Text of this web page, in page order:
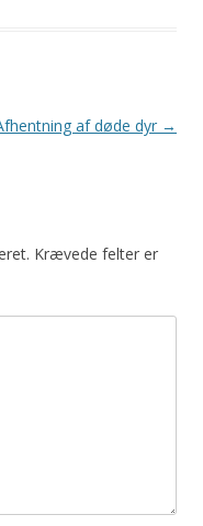
af døde dyr →
Krævede felter er